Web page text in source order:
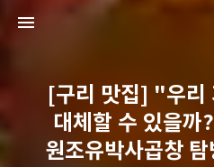
[구리 맛집] "우리
대체할 수 있을
원조유박사곱창